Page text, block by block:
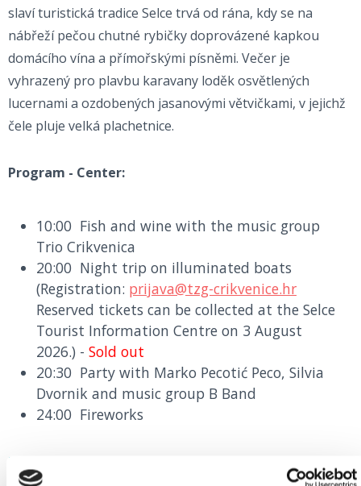
slaví turistická tradice Selce trvá od rána, kdy se na
nábřeží pečou chutné rybičky doprovázené kapkou
domácího vína a přímořskými písněmi. Večer je
vyhrazený pro plavbu karavany loděk osvětlených
lucernami a ozdobených jasanovými větvičkami, v jejichž
čele pluje velká plachetnice.
Program - Center:
10:00 Fish and wine with the music group
Trio Crikvenica
20:00 Night trip on illuminated boats
(Registration: prijava@tzg-crikvenice.hr
Reserved tickets can be collected at the Selce
Tourist Information Centre on 3 August
2026.) - Sold out
20:30 Party with Marko Pecotić Peco, Silvia
Dvornik and music group B Band
24:00 Fireworks
FLYER